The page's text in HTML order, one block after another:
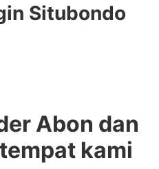
Situbondo
Abon dan
kami